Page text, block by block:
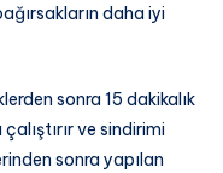
daha iyi
sonra 15 dakikalık
ve sindirimi
sonra yapılan